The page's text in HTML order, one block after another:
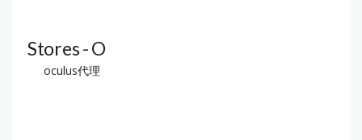
Stores - O
oculus代理